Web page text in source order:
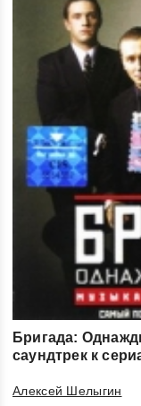
Бригада:
саундтрек к
Алексей Шелыгин